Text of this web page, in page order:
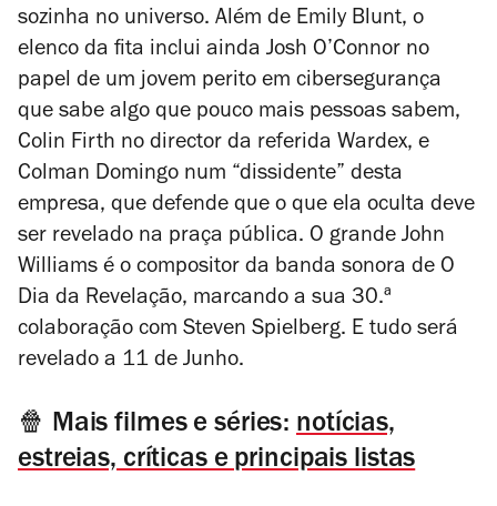
sozinha no universo. Além de Emily Blunt, o
elenco da fita inclui ainda Josh O’Connor no
papel de um jovem perito em cibersegurança
que sabe algo que pouco mais pessoas sabem,
Colin Firth no director da referida Wardex, e
Colman Domingo num “dissidente” desta
empresa, que defende que o que ela oculta deve
ser revelado na praça pública. O grande John
Williams é o compositor da banda sonora de O
Dia da Revelação, marcando a sua 30.ª
colaboração com Steven Spielberg. E tudo será
revelado a 11 de Junho.
🍿 Mais filmes e séries: notícias,
estreias, críticas e principais listas